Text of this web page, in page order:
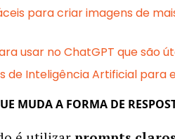
para criar imagens de
usar no ChatGPT que são
de Inteligência Artificial para
MUDA A FORMA DE